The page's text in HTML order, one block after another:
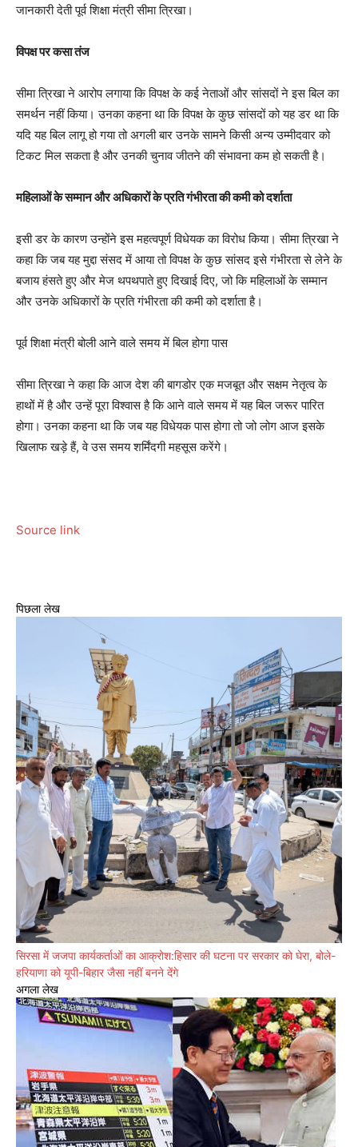
जानकारी देती पूर्व शिक्षा मंत्री सीमा त्रिखा।
विपक्ष पर कसा तंज
सीमा त्रिखा ने आरोप लगाया कि विपक्ष के कई नेताओं और सांसदों ने इस बिल का
समर्थन नहीं किया। उनका कहना था कि विपक्ष के कुछ सांसदों को यह डर था कि
यदि यह बिल लागू हो गया तो अगली बार उनके सामने किसी अन्य उम्मीदवार को
टिकट मिल सकता है और उनकी चुनाव जीतने की संभावना कम हो सकती है।
महिलाओं के सम्मान और अधिकारों के प्रति गंभीरता की कमी को दर्शाता
इसी डर के कारण उन्होंने इस महत्वपूर्ण विधेयक का विरोध किया। सीमा त्रिखा ने
कहा कि जब यह मुद्दा संसद में आया तो विपक्ष के कुछ सांसद इसे गंभीरता से लेने के
बजाय हंसते हुए और मेज थपथपाते हुए दिखाई दिए, जो कि महिलाओं के सम्मान
और उनके अधिकारों के प्रति गंभीरता की कमी को दर्शाता है।
पूर्व शिक्षा मंत्री बोली आने वाले समय में बिल होगा पास
सीमा त्रिखा ने कहा कि आज देश की बागडोर एक मजबूत और सक्षम नेतृत्व के
हाथों में है और उन्हें पूरा विश्वास है कि आने वाले समय में यह बिल जरूर पारित
होगा। उनका कहना था कि जब यह विधेयक पास होगा तो जो लोग आज इसके
खिलाफ खड़े हैं, वे उस समय शर्मिंदगी महसूस करेंगे।
Source link
पिछला लेख
सिरसा में जजपा कार्यकर्ताओं का आक्रोश:हिसार की घटना पर सरकार को घेरा, बोले-
हरियाणा को यूपी-बिहार जैसा नहीं बनने देंगे
अगला लेख